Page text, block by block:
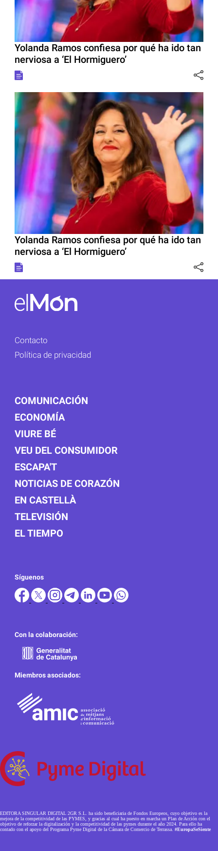
Yolanda Ramos confiesa por qué ha ido tan
nerviosa a ‘El Hormiguero’
Yolanda Ramos confiesa por qué ha ido tan
nerviosa a ‘El Hormiguero’
Contacto
Política de privacidad
COMUNICACIÓN
ECONOMÍA
VIURE BÉ
VEU DEL CONSUMIDOR
ESCAPA'T
NOTICIAS DE CORAZÓN
EN CASTELLÀ
TELEVISIÓN
EL TIEMPO
Síguenos
Con la colaboración:
Miembros asociados:
EDITORA SINGULAR DIGITAL 2GR S.L. ha sido beneficiaria de Fondos Europeos, cuyo objetivo es la
mejora de la competitividad de las PYMES, y gracias al cual ha puesto en marcha un Plan de Acción con el
objetivo de reforzar la digitalización y la competitividad de las pymes durante el año 2024. Para ello ha
contado con el apoyo del Programa Pyme Digital de la Cámara de Comercio de Terrassa. #EuropaSeSiente